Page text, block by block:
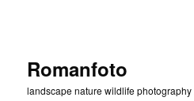
paneluRomanfoto
landscape nature wildlife